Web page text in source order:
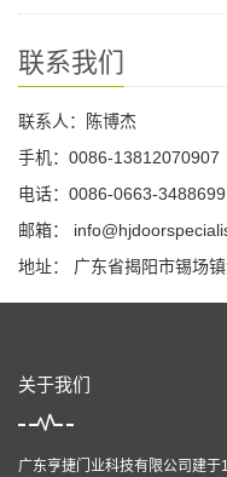
联系我们
联系人：陈博杰
手机：0086-13812070907
电话：0086-0663-3488699
邮箱：
地址： 广东省揭阳市锡场
关于我们
广东亨捷门业科技有限公司建于